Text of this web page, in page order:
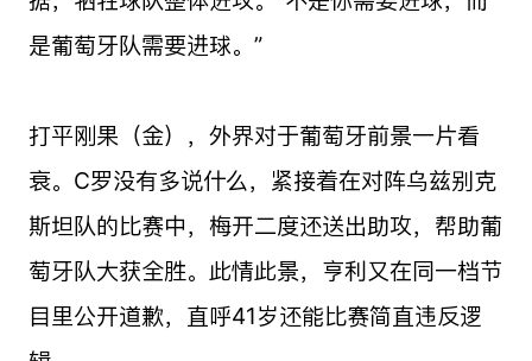
是葡萄牙队需要进球。”
打平刚果（金），外界对于葡萄牙前景一片看
衰。C罗没有多说什么，紧接着在对阵乌兹别克
斯坦队的比赛中，梅开二度还送出助攻，帮助葡
萄牙队大获全胜。此情此景，亨利又在同一档节
目里公开道歉，直呼41岁还能比赛简直违反逻